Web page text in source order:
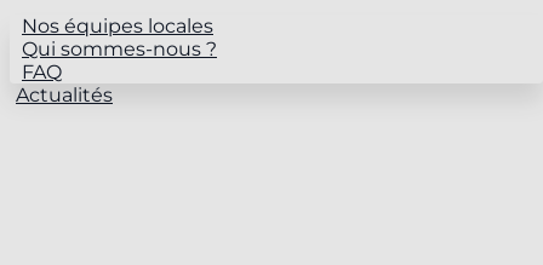
Nos équipes locales
Qui sommes-nous ?
FAQ
Actualités